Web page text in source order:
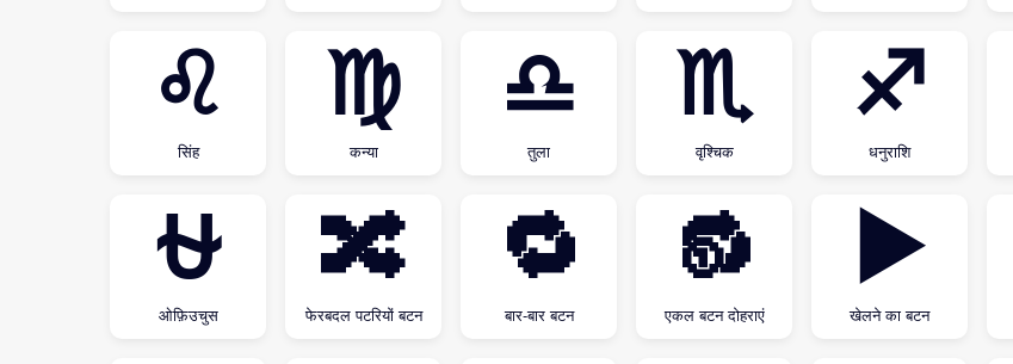
♌
सिंह
♍
कन्या
♎
तुला
♏
वृश्चिक
♐
धनुराशि
⛎
ओफ़िउचुस
🔀
फेरबदल पटरियों बटन
🔁
बार-बार बटन
🔂
एकल बटन दोहराएं
▶
खेलने का बटन